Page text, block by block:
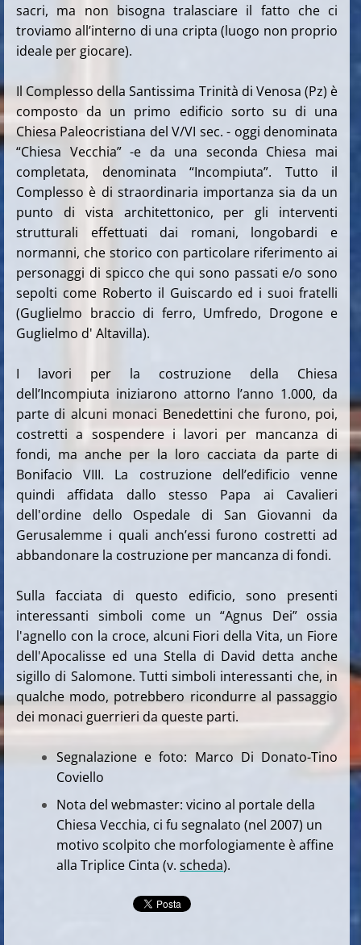
sacri, ma non bisogna tralasciare il fatto che ci
troviamo all’interno di una cripta (luogo non proprio
ideale per giocare).
Il Complesso della Santissima Trinità di Venosa (Pz) è
composto da un primo edificio sorto su di una
Chiesa Paleocristiana del V/VI sec. - oggi denominata
“Chiesa Vecchia” -e da una seconda Chiesa mai
completata, denominata “Incompiuta”. Tutto il
Complesso è di straordinaria importanza sia da un
punto di vista architettonico, per gli interventi
strutturali effettuati dai romani, longobardi e
normanni, che storico con particolare riferimento ai
personaggi di spicco che qui sono passati e/o sono
sepolti come Roberto il Guiscardo ed i suoi fratelli
(Guglielmo braccio di ferro, Umfredo, Drogone e
Guglielmo d' Altavilla).
I lavori per la costruzione della Chiesa
dell’Incompiuta iniziarono attorno l’anno 1.000, da
parte di alcuni monaci Benedettini che furono, poi,
costretti a sospendere i lavori per mancanza di
fondi, ma anche per la loro cacciata da parte di
Bonifacio VIII. La costruzione dell’edificio venne
quindi affidata dallo stesso Papa ai Cavalieri
dell'ordine dello Ospedale di San Giovanni da
Gerusalemme i quali anch’essi furono costretti ad
abbandonare la costruzione per mancanza di fondi.
Sulla facciata di questo edificio, sono presenti
interessanti simboli come un “Agnus Dei” ossia
l'agnello con la croce, alcuni Fiori della Vita, un Fiore
dell'Apocalisse ed una Stella di David detta anche
sigillo di Salomone. Tutti simboli interessanti che, in
qualche modo, potrebbero ricondurre al passaggio
dei monaci guerrieri da queste parti.
Segnalazione e foto: Marco Di Donato-Tino
Coviello
Nota del webmaster: vicino al portale della
Chiesa Vecchia, ci fu segnalato (nel 2007) un
motivo scolpito che morfologiamente è affine
alla Triplice Cinta (v. scheda).